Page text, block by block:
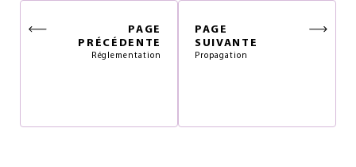
PAGE
PRÉCÉDENTE
Réglementation
PAGE
SUIVANTE
Propagation